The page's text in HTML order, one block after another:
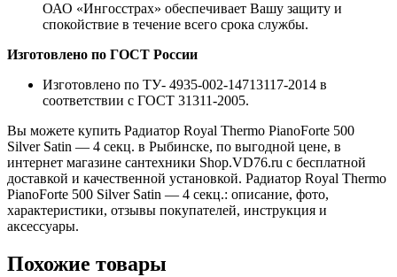
ОАО «Ингосстрах» обеспечивает Вашу защиту и
спокойствие в течение всего срока службы.
Изготовлено по ГОСТ России
Изготовлено по ТУ- 4935-002-14713117-2014 в
соответствии с ГОСТ 31311-2005.
Вы можете купить Радиатор Royal Thermo PianoForte 500
Silver Satin — 4 секц. в Рыбинске, по выгодной цене, в
интернет магазине сантехники Shop.VD76.ru с бесплатной
доставкой и качественной установкой. Радиатор Royal Thermo
PianoForte 500 Silver Satin — 4 секц.: описание, фото,
характеристики, отзывы покупателей, инструкция и
аксессуары.
Похожие товары